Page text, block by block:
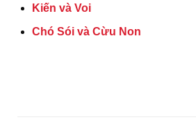
Kiến và Voi
Chó Sói và Cừu Non